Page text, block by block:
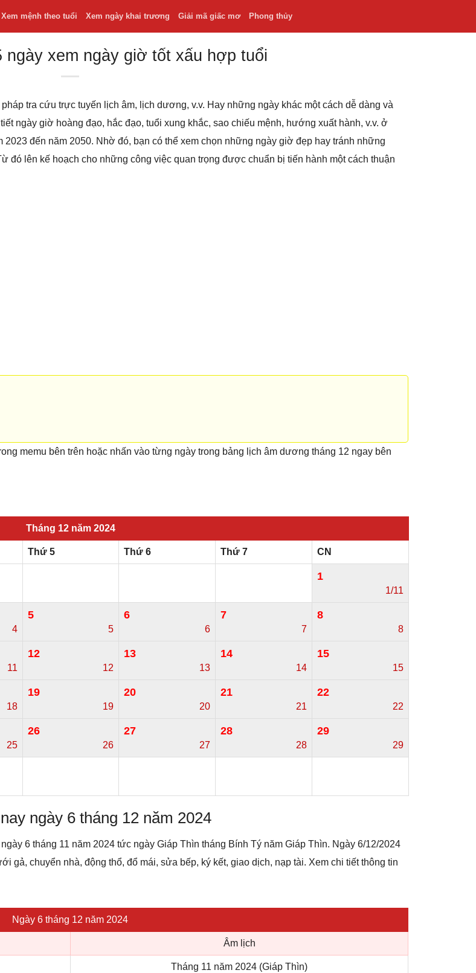
Xem mệnh theo tuổi Xem ngày khai trương Giải mã giấc mơ Phong thủy
ngày xem ngày giờ tốt xấu hợp tuổi
tra cứu trực tuyến lịch âm, lịch dương, v.v. Hay những ngày khác một cách dễ dàng và
ngày giờ hoàng đạo, hắc đạo, tuổi xung khắc, sao chiếu mệnh, hướng xuất hành, v.v. ở
đến năm 2050. Nhờ đó, bạn có thể xem chọn những ngày giờ đẹp hay tránh những
đó lên kế hoạch cho những công việc quan trọng được chuẩn bị tiến hành một cách thuận
memu bên trên hoặc nhấn vào từng ngày trong bảng lịch âm dương tháng 12 ngay bên
Tháng 12 năm 2024
Thứ 5 Thứ 6 Thứ 7 CN
1
1/11
4
5
5
6
6
7
7
8
8
11
12
12
13
13
14
14
15
15
18
19
19
20
20
21
21
22
22
25
26
26
27
27
28
28
29
29
ngày 6 tháng 12 năm 2024
6 tháng 11 năm 2024 tức ngày Giáp Thìn tháng Bính Tý năm Giáp Thìn. Ngày 6/12/2024
gả, chuyển nhà, động thổ, đổ mái, sửa bếp, ký kết, giao dịch, nạp tài. Xem chi tiết thông tin
Ngày 6 tháng 12 năm 2024
Âm lịch
Tháng 11 năm 2024 (Giáp Thìn)